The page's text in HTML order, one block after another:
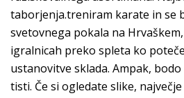
taborjenja.treniram karate in se
svetovnega pokala na
igralnicah preko spleta ko
ustanovitve sklada. Ampak,
tisti. Če si ogledate slike,